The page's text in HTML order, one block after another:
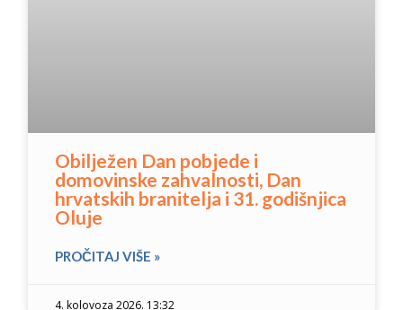
Obilježen Dan pobjede i
domovinske zahvalnosti, Dan
hrvatskih branitelja i 31. godišnjica
Oluje
PROČITAJ VIŠE »
4. kolovoza 2026. 13:32